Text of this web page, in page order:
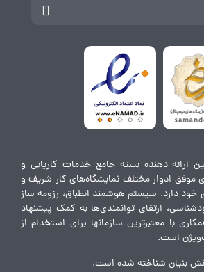
ارائه دهنده بسته جامع خدمات کاریابی و
موفق ادوار مختلف نمایشگاه‌های کار شریف و
خود دارد. سیستم هوشمند انطباق، رزومه ساز
ارتقای توانمندی‌ها به کمک پیشنهاد
با معتبرترین سازمانها برای استخدام از
است.
بنیان شناخته شده است.